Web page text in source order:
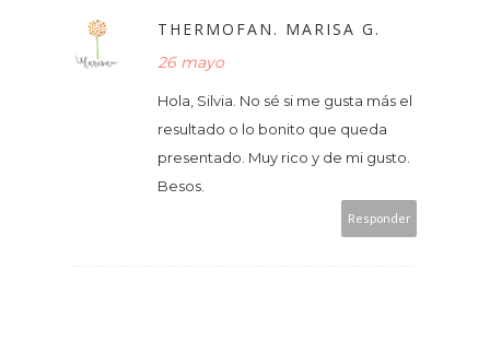
THERMOFAN. MARISA G.
26 mayo
Hola, Silvia. No sé si me gusta más el
resultado o lo bonito que queda
presentado. Muy rico y de mi gusto.
Besos.
Responder